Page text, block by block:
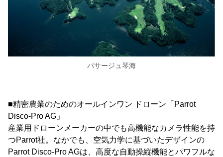
パサージュ琴海
■精密農業のためのオールインワン ドローン「Parrot
Disco-Pro AG」
産業用ドローンメーカーの中でも高機能なカメラ性能を持
つParrot社。なかでも、空気力学に基づいたデザインの
Parrot Disco-Pro AGは、高度な自動操縦機能とパワフルな